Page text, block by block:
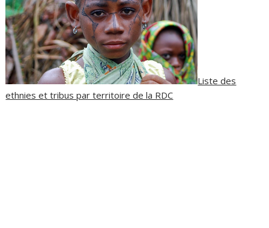
Liste des
ethnies et tribus par territoire de la RDC